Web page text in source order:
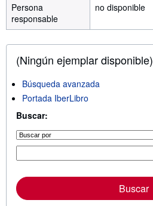
Persona
responsable
no disponible
(Ningún ejemplar disponible)
Búsqueda avanzada
Portada IberLibro
Buscar:
Buscar